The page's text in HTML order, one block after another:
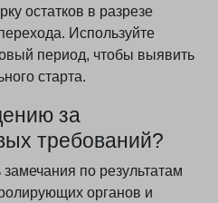
остатков в разрезе
Используйте
период, чтобы выявить
старта.
за
требований?
по результатам
органов и